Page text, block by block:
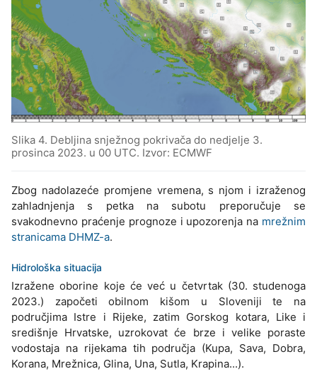
Slika 4. Debljina snježnog pokrivača do nedjelje 3.
prosinca 2023. u 00 UTC. Izvor: ECMWF
Zbog nadolazeće promjene vremena, s njom i izraženog
zahladnjenja s petka na subotu preporučuje se
svakodnevno praćenje prognoze i upozorenja na mrežnim
stranicama DHMZ-a.
Hidrološka situacija
Izražene oborine koje će već u četvrtak (30. studenoga
2023.) započeti obilnom kišom u Sloveniji te na
područjima Istre i Rijeke, zatim Gorskog kotara, Like i
središnje Hrvatske, uzrokovat će brze i velike poraste
vodostaja na rijekama tih područja (Kupa, Sava, Dobra,
Korana, Mrežnica, Glina, Una, Sutla, Krapina...).